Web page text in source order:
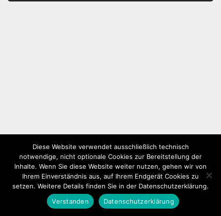
Diese Website verwendet ausschließlich technisch
notwendige, nicht optionale Cookies zur Bereitstellung der
Inhalte. Wenn Sie diese Website weiter nutzen, gehen wir von
Ihrem Einverständnis aus, auf Ihrem Endgerät Cookies zu
setzen. Weitere Details finden Sie in der Datenschutzerklärung.
Verstanden
Datenschutzerklärung